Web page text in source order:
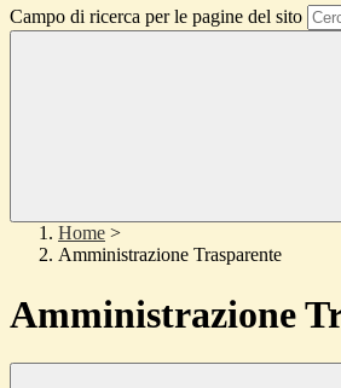
Campo di ricerca per le pagine del sito
Home >
Amministrazione Trasparente
Amministrazione